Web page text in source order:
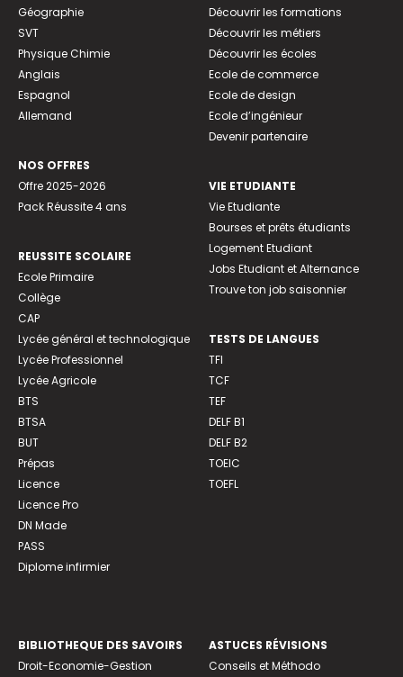
Géographie
SVT
Physique Chimie
Anglais
Espagnol
Allemand
NOS OFFRES
Offre 2025-2026
Pack Réussite 4 ans
REUSSITE SCOLAIRE
Ecole Primaire
Collège
CAP
Lycée général et technologique
Lycée Professionnel
Lycée Agricole
BTS
BTSA
BUT
Prépas
Licence
Licence Pro
DN Made
PASS
Diplome infirmier
Découvrir les formations
Découvrir les métiers
Découvrir les écoles
Ecole de commerce
Ecole de design
Ecole d’ingénieur
Devenir partenaire
VIE ETUDIANTE
Vie Etudiante
Bourses et prêts étudiants
Logement Etudiant
Jobs Etudiant et Alternance
Trouve ton job saisonnier
TESTS DE LANGUES
TFI
TCF
TEF
DELF B1
DELF B2
TOEIC
TOEFL
BIBLIOTHEQUE DES SAVOIRS
Droit-Economie-Gestion
ASTUCES RÉVISIONS
Conseils et Méthodo